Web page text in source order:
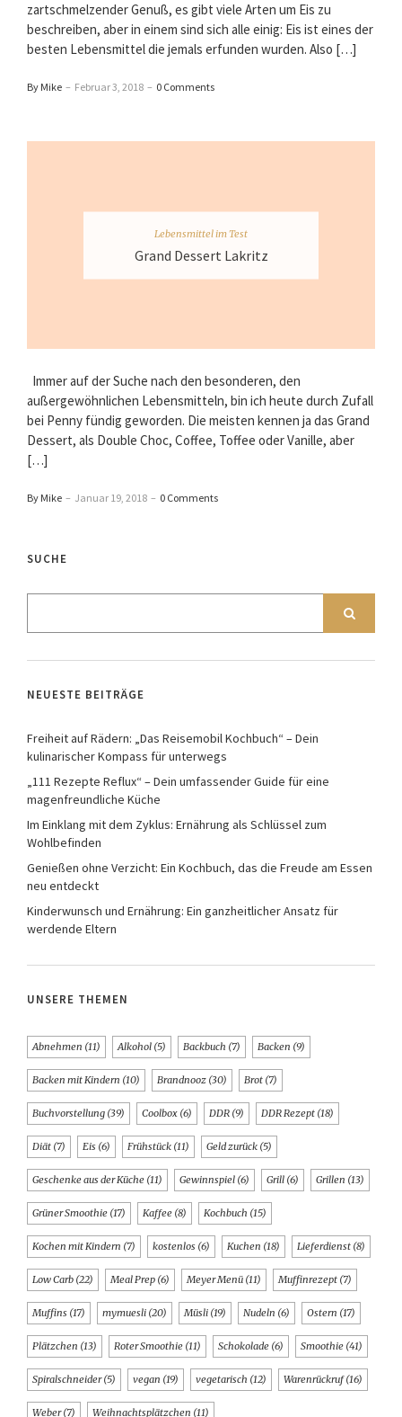
zartschmelzender Genuß, es gibt viele Arten um Eis zu
beschreiben, aber in einem sind sich alle einig: Eis ist eines der
besten Lebensmittel die jemals erfunden wurden. Also […]
By Mike – Februar 3, 2018 – 0 Comments
Lebensmittel im Test
Grand Dessert Lakritz
Immer auf der Suche nach den besonderen, den
außergewöhnlichen Lebensmitteln, bin ich heute durch Zufall
bei Penny fündig geworden. Die meisten kennen ja das Grand
Dessert, als Double Choc, Coffee, Toffee oder Vanille, aber
[…]
By Mike – Januar 19, 2018 – 0 Comments
SUCHE
NEUESTE BEITRÄGE
Freiheit auf Rädern: „Das Reisemobil Kochbuch“ – Dein
kulinarischer Kompass für unterwegs
„111 Rezepte Reflux“ – Dein umfassender Guide für eine
magenfreundliche Küche
Im Einklang mit dem Zyklus: Ernährung als Schlüssel zum
Wohlbefinden
Genießen ohne Verzicht: Ein Kochbuch, das die Freude am Essen
neu entdeckt
Kinderwunsch und Ernährung: Ein ganzheitlicher Ansatz für
werdende Eltern
UNSERE THEMEN
Abnehmen (11) Alkohol (5) Backbuch (7) Backen (9)
Backen mit Kindern (10) Brandnooz (30) Brot (7)
Buchvorstellung (39) Coolbox (6) DDR (9) DDR Rezept (18)
Diät (7) Eis (6) Frühstück (11) Geld zurück (5)
Geschenke aus der Küche (11) Gewinnspiel (6) Grill (6) Grillen (13)
Grüner Smoothie (17) Kaffee (8) Kochbuch (15)
Kochen mit Kindern (7) kostenlos (6) Kuchen (18) Lieferdienst (8)
Low Carb (22) Meal Prep (6) Meyer Menü (11) Muffinrezept (7)
Muffins (17) mymuesli (20) Müsli (19) Nudeln (6) Ostern (17)
Plätzchen (13) Roter Smoothie (11) Schokolade (6) Smoothie (41)
Spiralschneider(5) vegan (19) vegetarisch (12) Warenrückruf(16)
Weber(7) Weihnachtsplätzchen (11)